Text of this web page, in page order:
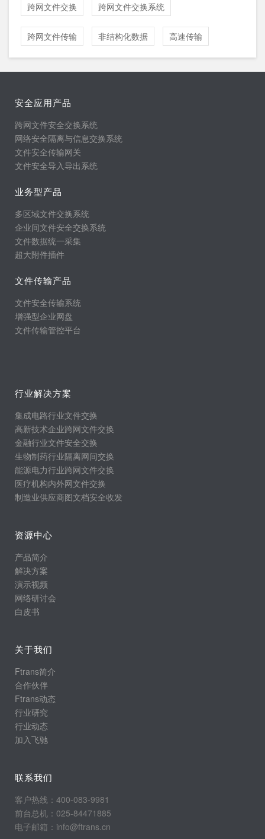
跨网文件交换 跨网文件交换系统
跨网文件传输 非结构化数据 高速传输
安全应用产品
跨网文件安全交换系统
网络安全隔离与信息交换系统
文件安全传输网关
文件安全导入导出系统
业务型产品
多区域文件交换系统
企业间文件安全交换系统
文件数据统一采集
超大附件插件
文件传输产品
文件安全传输系统
增强型企业网盘
文件传输管控平台
行业解决方案
集成电路行业文件交换
高新技术企业跨网文件交换
金融行业文件安全交换
生物制药行业隔离网间交换
能源电力行业跨网文件交换
医疗机构内外网文件交换
制造业供应商图文档安全收发
资源中心
产品简介
解决方案
演示视频
网络研讨会
白皮书
关于我们
Ftrans简介
合作伙伴
Ftrans动态
行业研究
行业动态
加入飞驰
联系我们
客户热线：400-083-9981
前台总机：025-84471885
电子邮箱：info@ftrans.cn